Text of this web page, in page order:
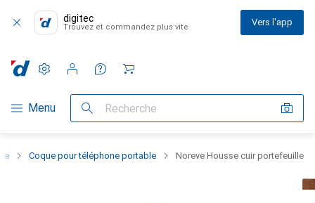
digitec
Trouvez et commandez plus vite Vers l'app
Navigation par catégorie
Menu Recherche
Paramètres
Compte client
Listes de comparaison
Listes d'envies
Panier
Coque pour téléphone portable Noreve Housse cuir portefeuille